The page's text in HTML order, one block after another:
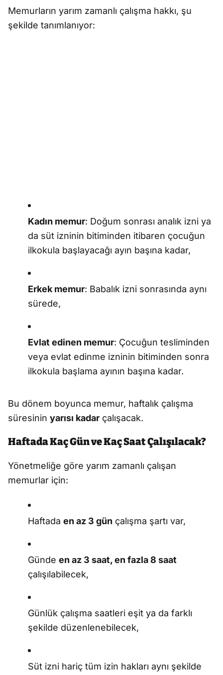
Memurların yarım zamanlı çalışma hakkı, şu
şekilde tanımlanıyor:
Kadın memur: Doğum sonrası analık izni ya
da süt izninin bitiminden itibaren çocuğun
ilkokula başlayacağı ayın başına kadar,
Erkek memur: Babalık izni sonrasında aynı
sürede,
Evlat edinen memur: Çocuğun tesliminden
veya evlat edinme izninin bitiminden sonra
ilkokula başlama ayının başına kadar.
Bu dönem boyunca memur, haftalık çalışma
süresinin yarısı kadar çalışacak.
Haftada Kaç Gün ve Kaç Saat Çalışılacak?
Yönetmeliğe göre yarım zamanlı çalışan
memurlar için:
Haftada en az 3 gün çalışma şartı var,
Günde en az 3 saat, en fazla 8 saat
çalışılabilecek,
Günlük çalışma saatleri eşit ya da farklı
şekilde düzenlenebilecek,
Süt izni hariç tüm izin hakları aynı şekilde